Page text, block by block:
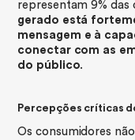
representam 9% das
gerado está
mensagem e à
conectar com as
do público.
Percepções críticas
Os consumidores